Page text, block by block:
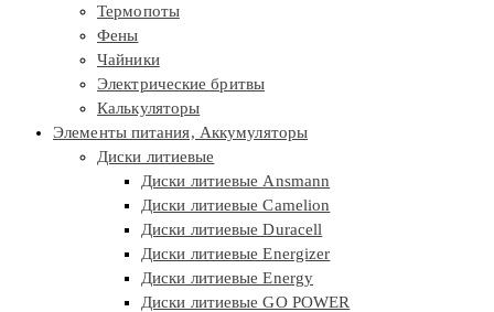
Термопоты
Фены
Чайники
Электрические бритвы
Калькуляторы
Элементы питания, Аккумуляторы
Диски литиевые
Диски литиевые Ansmann
Диски литиевые Camelion
Диски литиевые Duracell
Диски литиевые Energizer
Диски литиевые Energy
Диски литиевые GO POWER